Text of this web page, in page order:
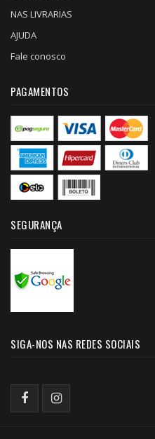
NAS LIVRARIAS
AJUDA
Fale conosco
PAGAMENTOS
SEGURANÇA
SIGA-NOS NAS REDES SOCIAIS